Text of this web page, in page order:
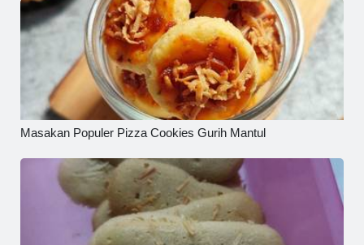
Masakan Populer Pizza Cookies Gurih Mantul